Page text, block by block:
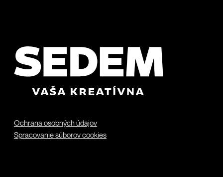
Ochrana osobných údajov
Spracovanie súborov cookies